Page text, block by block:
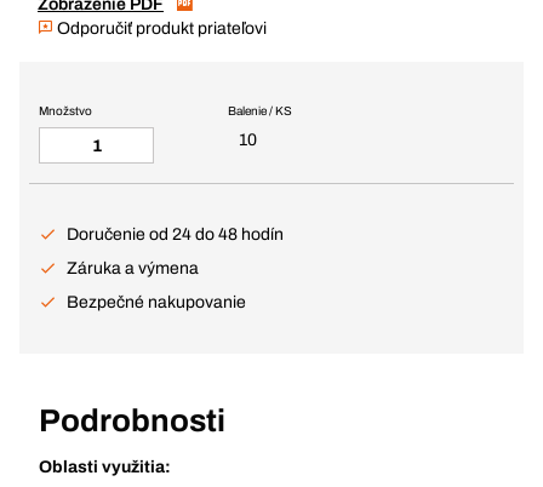
Zobrazenie PDF
Odporučiť produkt priateľovi
Balenie / KS
10
Množstvo
Doručenie od 24 do 48 hodín
Záruka a výmena
Bezpečné nakupovanie
Podrobnosti
Oblasti využitia: